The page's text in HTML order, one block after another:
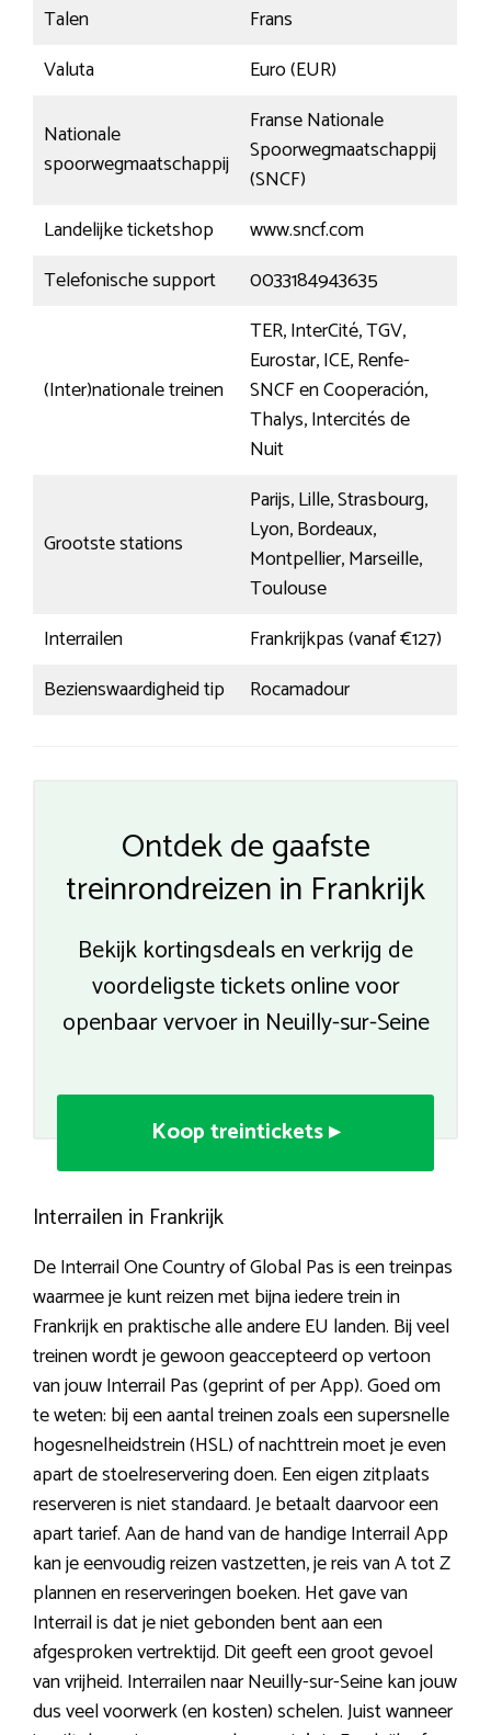
Talen
Frans
Valuta
Euro (EUR)
Nationale
spoorwegmaatschappij
Franse Nationale
Spoorwegmaatschappij
(SNCF)
Landelijke ticketshop
www.sncf.com
Telefonische support
0033184943635
(Inter)nationale treinen
TER, InterCité, TGV,
Eurostar, ICE, Renfe-
SNCF en Cooperación,
Thalys, Intercités de
Nuit
Grootste stations
Parijs, Lille, Strasbourg,
Lyon, Bordeaux,
Montpellier, Marseille,
Toulouse
Interrailen
Frankrijkpas (vanaf €127)
Bezienswaardigheid tip
Rocamadour
Ontdek de gaafste
treinrondreizen in Frankrijk
Bekijk kortingsdeals en verkrijg de
voordeligste tickets online voor
openbaar vervoer in Neuilly-sur-Seine
Koop treintickets ▸
Interrailen in Frankrijk
De Interrail One Country of Global Pas is een treinpas
waarmee je kunt reizen met bijna iedere trein in
Frankrijk en praktische alle andere EU landen. Bij veel
treinen wordt je gewoon geaccepteerd op vertoon
van jouw Interrail Pas (geprint of per App). Goed om
te weten: bij een aantal treinen zoals een supersnelle
hogesnelheidstrein (HSL) of nachttrein moet je even
apart de stoelreservering doen. Een eigen zitplaats
reserveren is niet standaard. Je betaalt daarvoor een
apart tarief. Aan de hand van de handige Interrail App
kan je eenvoudig reizen vastzetten, je reis van A tot Z
plannen en reserveringen boeken. Het gave van
Interrail is dat je niet gebonden bent aan een
afgesproken vertrektijd. Dit geeft een groot gevoel
van vrijheid. Interrailen naar Neuilly-sur-Seine kan jouw
dus veel voorwerk (en kosten) schelen. Juist wanneer